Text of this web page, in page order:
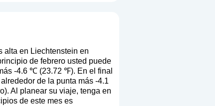
alta en Liechtenstein en
de febrero usted puede
-4.6 ℃ (23.72 ℉). En el final
de la punta más -4.1
). Al planear su viaje, tenga en
de este mes es